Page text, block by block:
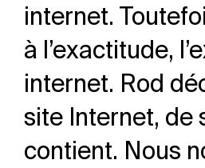
internet.
à l’exactitude,
internet. Rod
site Internet, de
contient. Nous